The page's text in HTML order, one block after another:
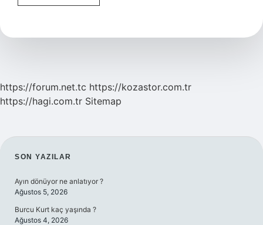
Futbolcu
Yaşında
https://forum.net.tc https://kozastor.com.tr
https://hagi.com.tr Sitemap
SIDEBAR
SON YAZILAR
Ayın dönüyor ne anlatıyor ?
Ağustos 5, 2026
Burcu Kurt kaç yaşında ?
Ağustos 4, 2026